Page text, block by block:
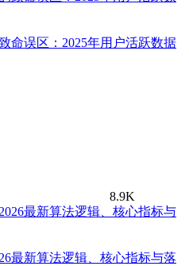
命误区：2025年用户活跃数据
8.9K
最新算法逻辑、核心指标与落